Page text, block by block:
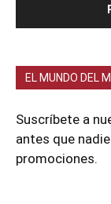
EL MUNDO DEL
Suscríbete a
antes que
promociones.